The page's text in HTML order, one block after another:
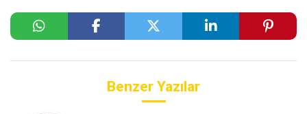
Benzer Yazılar